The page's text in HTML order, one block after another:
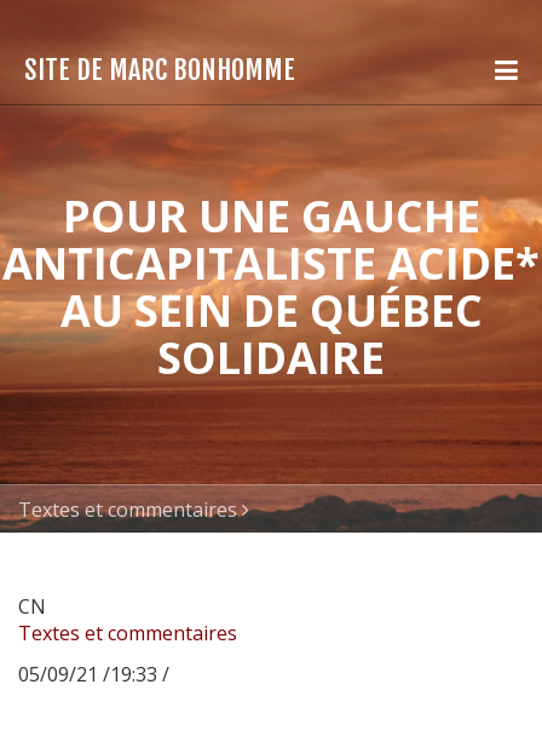
SITE DE MARC BONHOMME
POUR UNE GAUCHE
ANTICAPITALISTE ACIDE*
AU SEIN DE QUÉBEC
SOLIDAIRE
Textes et commentaires
CN
Textes et commentaires
05/09/21 /19:33 /